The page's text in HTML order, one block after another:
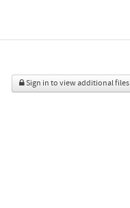
Sign in to view additional files